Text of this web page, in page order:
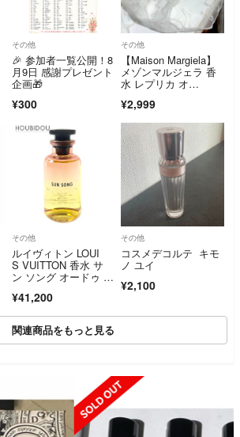
その他
🎉 参加者一覧公開！8
月9日 感謝プレゼント
企画🎁
¥300
その他
【Maison Margiela】
メゾンマルジェラ 香
水 レプリカ オ
¥2,999
その他
ルイヴィトン LOUI
S VUITTON 香水 サ
ン ソング オードゥ パ
0m 新品 未使用 LP04
27【中古】
¥41,200
その他
コスメデコルテ キモ
ノ ユイ
¥2,100
関連商品をもっと見る